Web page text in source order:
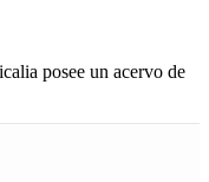
posee un acervo de